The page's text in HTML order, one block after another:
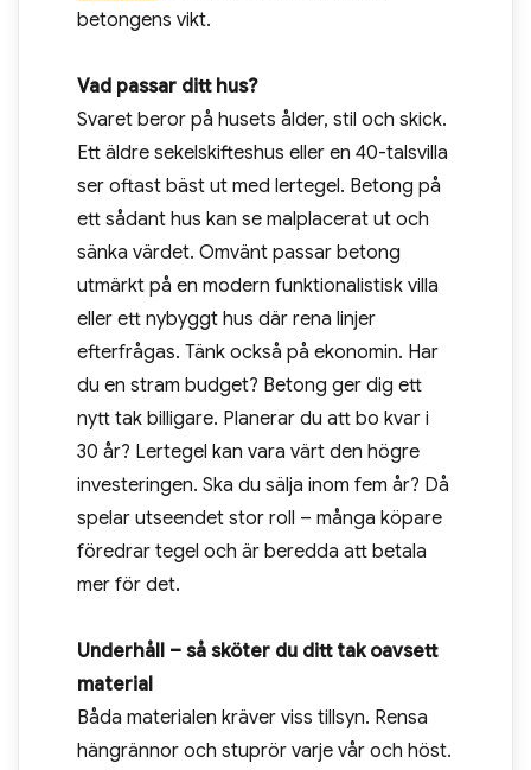
betongens vikt.
Vad passar ditt hus?
Svaret beror på husets ålder, stil och skick.
Ett äldre sekelskifteshus eller en 40-talsvilla
ser oftast bäst ut med lertegel. Betong på
ett sådant hus kan se malplacerat ut och
sänka värdet. Omvänt passar betong
utmärkt på en modern funktionalistisk villa
eller ett nybyggt hus där rena linjer
efterfrågas. Tänk också på ekonomin. Har
du en stram budget? Betong ger dig ett
nytt tak billigare. Planerar du att bo kvar i
30 år? Lertegel kan vara värt den högre
investeringen. Ska du sälja inom fem år? Då
spelar utseendet stor roll – många köpare
föredrar tegel och är beredda att betala
mer för det.
Underhåll – så sköter du ditt tak oavsett
material
Båda materialen kräver viss tillsyn. Rensa
hängrännor och stuprör varje vår och höst.